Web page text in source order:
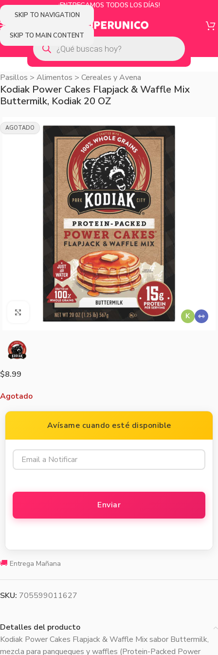
SKIP TO NAVIGATION
SKIP TO MAIN CONTENT
¡ENTREGAMOS TODOS LOS DÍAS!
Pasillos > Alimentos > Cereales y Avena
Kodiak Power Cakes Flapjack & Waffle Mix
Buttermilk, Kodiak 20 OZ
AGOTADO
K
Agrandar imagen
$8.99
Agotado
Avísame cuando esté disponible
🚚 Entrega Mañana
SKU: 705599011627
Detalles del producto
Kodiak Power Cakes Flapjack & Waffle Mix sabor Buttermilk,
mezcla para panqueques y waffles (Protein-Packed Power